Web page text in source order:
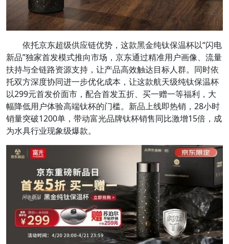
依托京东超级供应链优势，这款黑金纯钛保温杯以“闪电
新品”独家首发模式推向市场，京东通过精准用户画像、流量
扶持与全链路资源支持，让产品高效触达目标人群。同时依
托双方深度协同进一步优化成本，让这款航天级纯钛保温杯
以299元首发价面市，配合首发五折、买一赠一等福利，大
幅降低用户体验高端钛杯的门槛。新品上线即热销，28小时
销量突破1200单，带动富光品牌钛杯销售同比激增15倍，成
为水具行业现象级爆款。